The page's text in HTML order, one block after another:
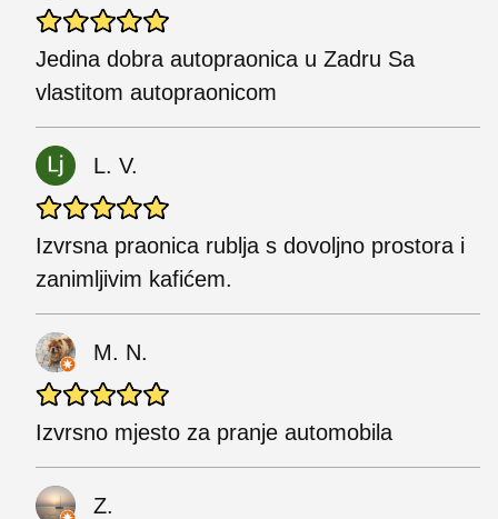
Jedina dobra autopraonica u Zadru Sa
vlastitom autopraonicom
L. V.
Izvrsna praonica rublja s dovoljno prostora i
zanimljivim kafićem.
M. N.
Izvrsno mjesto za pranje automobila
Z.